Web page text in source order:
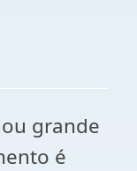
grande
é